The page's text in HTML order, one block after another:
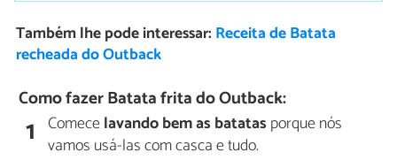
Também lhe pode interessar: Receita de Batata
recheada do Outback
Como fazer Batata frita do Outback:
1 Comecelavando bem as batatas porque nós
vamos usá-las com casca e tudo.